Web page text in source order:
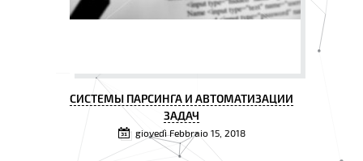
СИСТЕМЫ ПАРСИНГА И АВТОМАТИЗАЦИИ
ЗАДАЧ
giovedì Febbraio 15, 2018